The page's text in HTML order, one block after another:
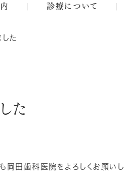
診療について
た
た
田歯科医院をよろしくお願いし